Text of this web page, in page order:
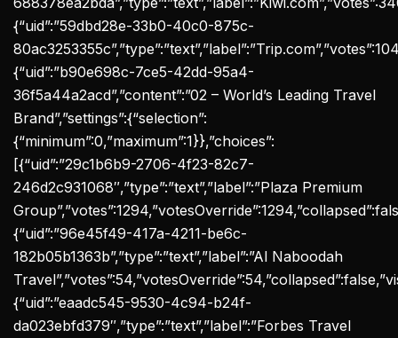
{“uid”:”59dbd28e-33b0-40c0-875c-
{“uid”:”b90e698c-7ce5-42dd-95a4-
36f5a44a2acd”,”content”:”02 – World’s Leading Travel
Brand”,”settings”:{“selection”:
{“minimum”:0,”maximum”:1}},”choices”:
[{“uid”:”29c1b6b9-2706-4f23-82c7-
246d2c931068″,”type”:”text”,”label”:”Plaza Premium
{“uid”:”96e45f49-417a-4211-be6c-
182b05b1363b”,”type”:”text”,”label”:”Al Naboodah
{“uid”:”eaadc545-9530-4c94-b24f-
da023ebfd379″,”type”:”text”,”label”:”Forbes Travel